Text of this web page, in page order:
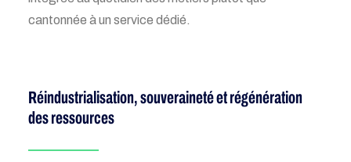
cantonnée à un service dédié.
Réindustrialisation, souveraineté et régénération
des ressources